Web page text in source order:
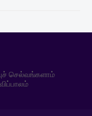
செல்வங்களாம்